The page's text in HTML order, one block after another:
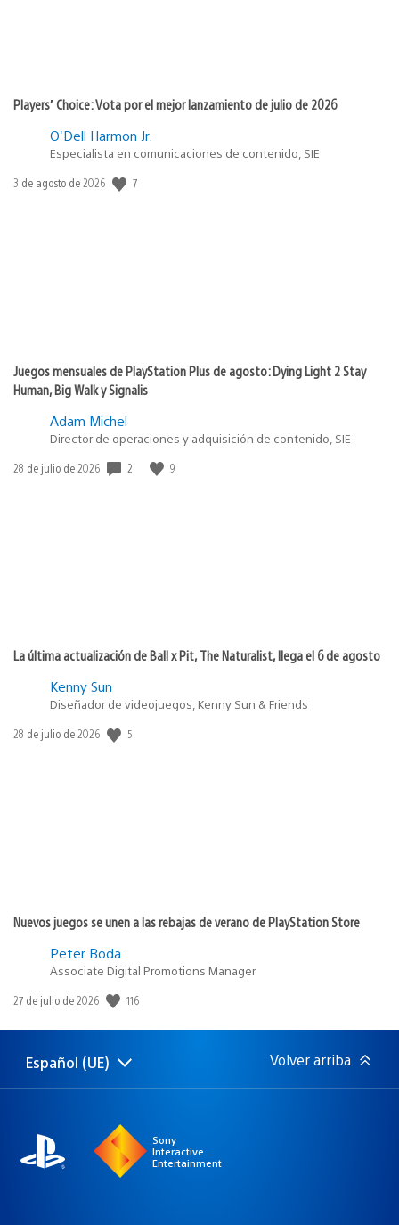
Players’ Choice: Vota por el mejor lanzamiento de julio de 2026
O'Dell Harmon Jr.
Especialista en comunicaciones de contenido, SIE
Fecha
3 de agosto de 2026 7
Juegos mensuales de PlayStation Plus de agosto: Dying Light 2 Stay
Human, Big Walk y Signalis
Adam Michel
Director de operaciones y adquisición de contenido, SIE
Fecha
28 de julio de 2026 2 9
La última actualización de Ball x Pit, The Naturalist, llega el 6 de agosto
Kenny Sun
Diseñador de videojuegos, Kenny Sun & Friends
Fecha
28 de julio de 2026 5
Nuevos juegos se unen a las rebajas de verano de PlayStation Store
Peter Boda
Associate Digital Promotions Manager
Fecha
publicación:
27 de julio de 2026 116
Selecciona
Región
Español (UE) Volver arriba
Sony
Interactive
Entertainment